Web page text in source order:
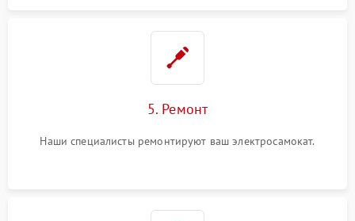
5. Ремонт
Наши специалисты ремонтируют ваш электросамокат.